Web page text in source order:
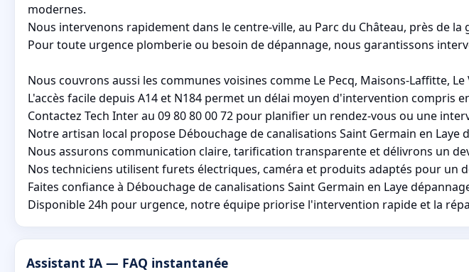
modernes.
Nous intervenons rapidement dans le centre-ville, au Parc du Château, près de la
Pour toute urgence plomberie ou besoin de dépannage, nous garantissons
Nous couvrons aussi les communes voisines comme Le Pecq, Maisons-Laffitte,
L'accès facile depuis A14 et N184 permet un délai moyen d'intervention compris
Contactez Tech Inter au 09 80 80 00 72 pour planifier un rendez-vous ou une
Notre artisan local propose Débouchage de canalisations Saint Germain en
Nous assurons communication claire, tarification transparente et délivrons un
Nos techniciens utilisent furets électriques, caméra et produits adaptés pour un
Faites confiance à Débouchage de canalisations Saint Germain en Laye
Disponible 24h pour urgence, notre équipe priorise l'intervention rapide et la
Assistant IA — FAQ instantanée